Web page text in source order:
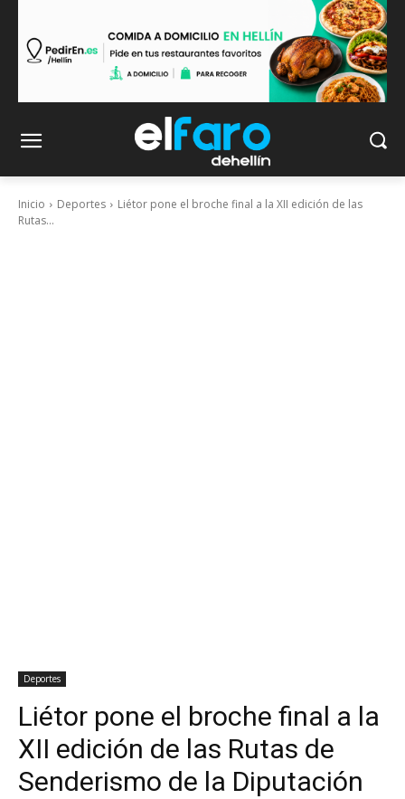
Inicio Deportes
Liétor pone el broche final a la XII edición de las
Rutas...
Deportes
Liétor pone el broche final a la
XII edición de las Rutas de
Senderismo de la Diputación